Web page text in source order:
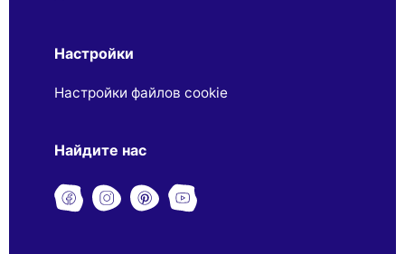
Настройки
Настройки файлов cookie
Найдите нас